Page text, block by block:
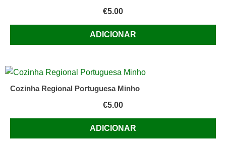
€5.00
ADICIONAR
Cozinha Regional Portuguesa Minho
€5.00
ADICIONAR